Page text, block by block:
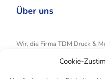
Cookie-
Über uns
Wir, die Firma TDM Druck &
Handel mit Druck- und